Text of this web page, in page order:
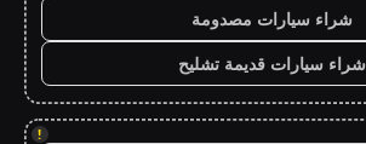
شراء سيارات مصدومة
شراء سيارات قديمة تشليح
!